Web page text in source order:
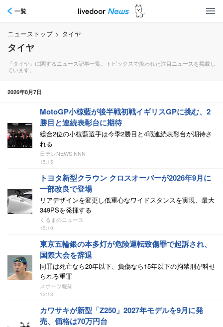
一覧
ニューストップ > タイヤ
タイヤ
『タイヤ』に関するニュース記事一覧。トピックスで扱われた注目ニュースを掲載し
ています。
2026年8月7日
MotoGP小椋藍が後半戦初戦イギリスGPに挑む、2
勝目と連続表彰台に期待
総合2位の小椋藍選手は今季2勝目と4戦連続表彰台が期待さ
れる
日テレNEWS NNN
15:15
トヨタ新型クラウン クロスオーバーが2026年9月に
一部改良で登場
リアデザインを変更し低重心なワイドスタンスを実現、最大
349PSを発揮する
くるまのニュース
15:10
東京五輪銀の本多灯が危険運転致傷罪で起訴され、
国際大会を辞退
同罪は死亡なら20年以下、負傷なら15年以下の拘禁刑が科せ
られる重罪
スポーツ報知
13:13
カワサキが新型「Z250」2027年モデルを9月に発
売、価格は70万円台